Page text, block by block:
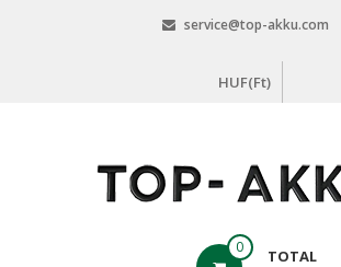
service@top-akku.com
HUF(Ft)
0 TOTAL